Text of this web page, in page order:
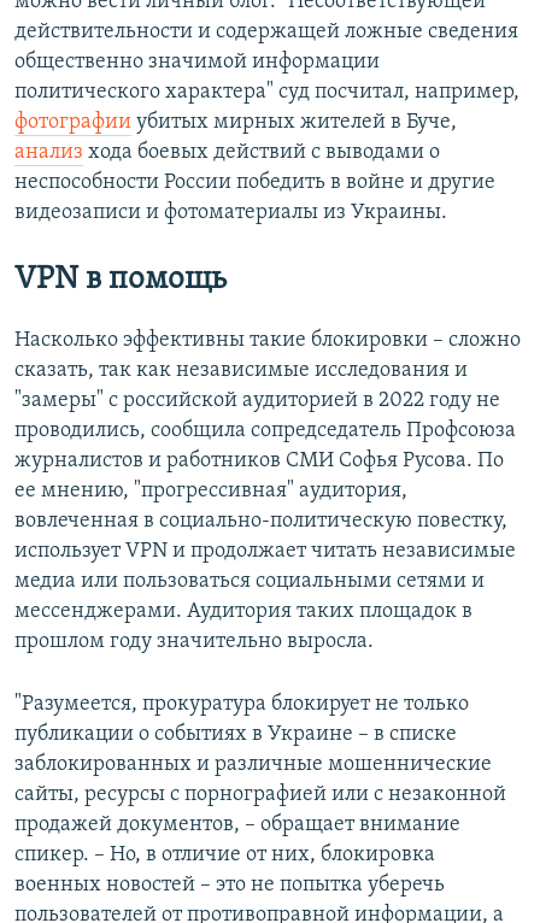
действительности и содержащей ложные сведения
общественно значимой информации
политического характера" суд посчитал, например,
фотографии убитых мирных жителей в Буче,
анализ хода боевых действий с выводами о
неспособности России победить в войне и другие
видеозаписи и фотоматериалы из Украины.
VPN в помощь
Насколько эффективны такие блокировки – сложно
сказать, так как независимые исследования и
"замеры" с российской аудиторией в 2022 году не
проводились, сообщила сопредседатель Профсоюза
журналистов и работников СМИ Софья Русова. По
ее мнению, "прогрессивная" аудитория,
вовлеченная в социально-политическую повестку,
использует VPN и продолжает читать независимые
медиа или пользоваться социальными сетями и
мессенджерами. Аудитория таких площадок в
прошлом году значительно выросла.
"Разумеется, прокуратура блокирует не только
публикации о событиях в Украине – в списке
заблокированных и различные мошеннические
сайты, ресурсы с порнографией или с незаконной
продажей документов, – обращает внимание
спикер. – Но, в отличие от них, блокировка
военных новостей – это не попытка уберечь
пользователей от противоправной информации, а